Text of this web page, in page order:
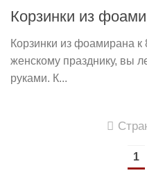
Корзинки из
Корзинки из фоамирана
женскому празднику, вы
руками. К...
1